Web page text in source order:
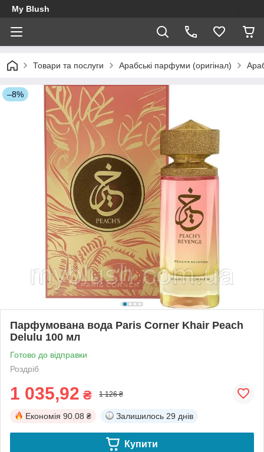
My Blush
Товари та послуги Арабські парфуми (оригінал)
–8%
Парфумована вода Paris Corner Khair Peach
Delulu 100 мл
Готово до відправки
Роздріб
1 035,92 ₴ 1 126 ₴
Економія 90.08 ₴ Залишилось 29 днів
Купити